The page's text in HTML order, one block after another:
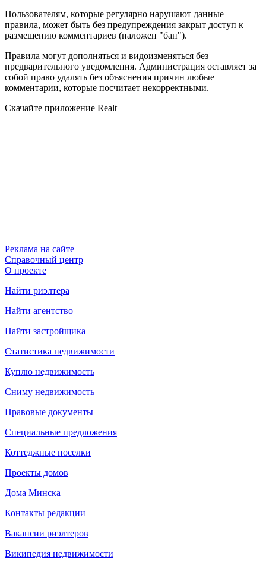
Пользователям, которые регулярно нарушают данные
правила, может быть без предупреждения закрыт доступ к
размещению комментариев (наложен "бан").
Правила могут дополняться и видоизменяться без
предварительного уведомления. Администрация оставляет за
собой право удалять без объяснения причин любые
комментарии, которые посчитает некорректными.
Скачайте приложение Realt
Реклама на сайте
Справочный центр
О проекте
Найти риэлтера
Найти агентство
Найти застройщика
Статистика недвижимости
Куплю недвижимость
Сниму недвижимость
Правовые документы
Специальные предложения
Коттеджные поселки
Проекты домов
Дома Минска
Контакты редакции
Вакансии риэлтеров
Википедия недвижимости